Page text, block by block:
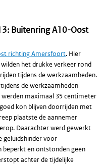
Buitenring A10-Oost
richting Amersfoort. Hier
het drukke verkeer rond
tijdens de werkzaamheden.
de werkzaamheden
werden maximaal 35 centimeter
kon blijven doorrijden met
plaatste de aannemer
Daarachter werd gewerkt
geluidshinder voor
beperkt en ontstonden geen
achter de tijdelijke